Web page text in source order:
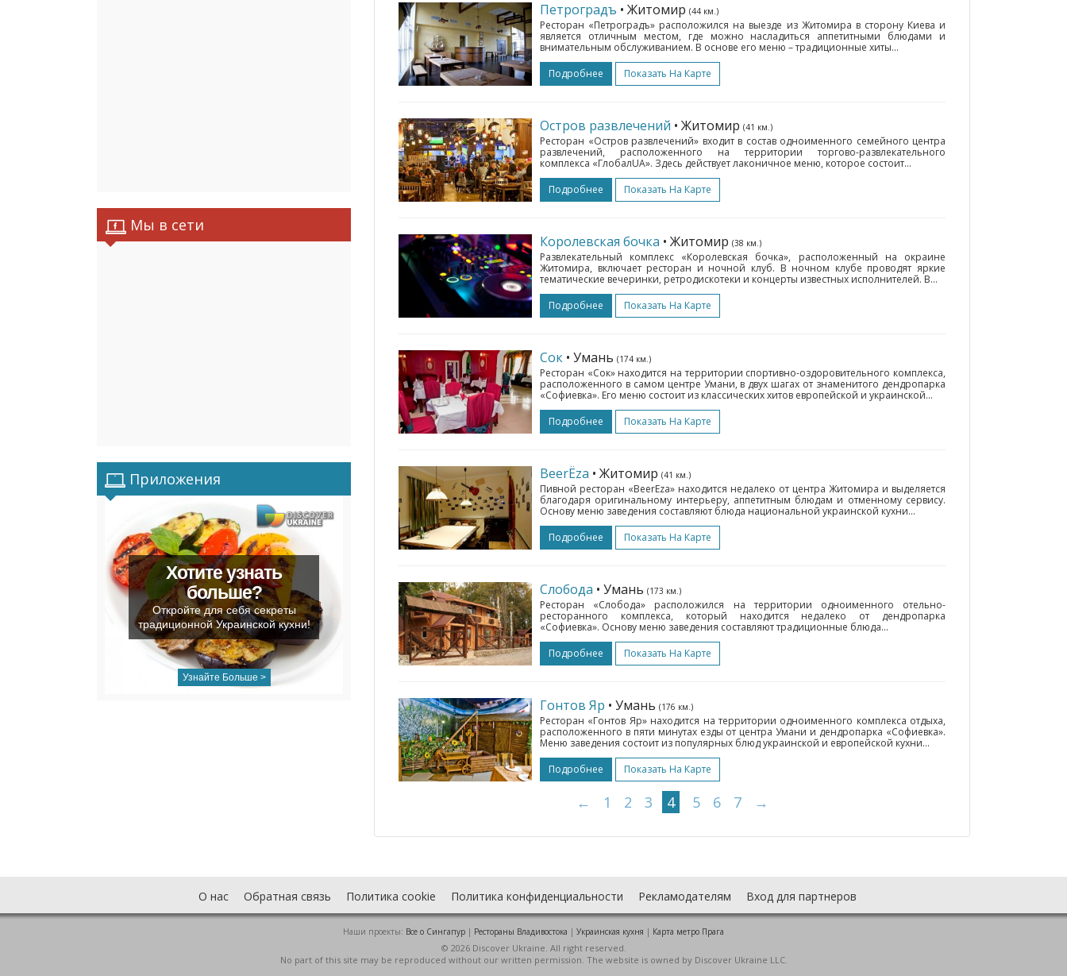
Мы в сети
Приложения
Хотите узнать
больше?
Откройте для себя секреты
традиционной Украинской кухни!
Узнайте Больше >
Петроградъ • Житомир (44 км.)
Ресторан «Петроградъ» расположился на выезде из Житомира в сторону Киева и
является отличным местом, где можно насладиться аппетитными блюдами и
внимательным обслуживанием. В основе его меню – традиционные хиты...
Подробнее
Показать На Карте
Остров развлечений • Житомир (41 км.)
Ресторан «Остров развлечений» входит в состав одноименного семейного центра
развлечений, расположенного на территории торгово-развлекательного
комплекса «ГлобалUA». Здесь действует лаконичное меню, которое состоит...
Подробнее
Показать На Карте
Королевская бочка • Житомир (38 км.)
Развлекательный комплекс «Королевская бочка», расположенный на окраине
Житомира, включает ресторан и ночной клуб. В ночном клубе проводят яркие
тематические вечеринки, ретродискотеки и концерты известных исполнителей. В...
Подробнее
Показать На Карте
Сок • Умань (174 км.)
Ресторан «Сок» находится на территории спортивно-оздоровительного комплекса,
расположенного в самом центре Умани, в двух шагах от знаменитого дендропарка
«Софиевка». Его меню состоит из классических хитов европейской и украинской...
Подробнее
Показать На Карте
BeerЁza • Житомир (41 км.)
Пивной ресторан «BeerЁza» находится недалеко от центра Житомира и выделяется
благодаря оригинальному интерьеру, аппетитным блюдам и отменному сервису.
Основу меню заведения составляют блюда национальной украинской кухни...
Подробнее
Показать На Карте
Слобода • Умань (173 км.)
Ресторан «Слобода» расположился на территории одноименного отельно-
ресторанного комплекса, который находится недалеко от дендропарка
«Софиевка». Основу меню заведения составляют традиционные блюда...
Подробнее
Показать На Карте
Гонтов Яр • Умань (176 км.)
Ресторан «Гонтов Яр» находится на территории одноименного комплекса отдыха,
расположенного в пяти минутах езды от центра Умани и дендропарка «Софиевка».
Меню заведения состоит из популярных блюд украинской и европейской кухни...
Подробнее
Показать На Карте
← 1 2 3 4 5 6 7 →
О нас Обратная связь Политика cookie Политика конфиденциальности Рекламодателям Вход для партнеров
Наши проекты: Все о Cингапур | Рестораны Владивостока | Украинская кухня | Карта метро Прага
© 2026 Discover Ukraine. All right reserved.
No part of this site may be reproduced without our written permission. The website is owned by Discover Ukraine LLC.